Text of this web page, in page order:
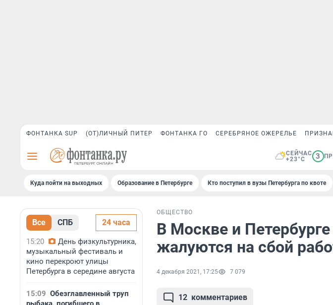
ФОНТАНКА SUP (ОТ)ЛИЧНЫЙ ПИТЕР ФОНТАНКА ГО СЕРЕБРЯНОЕ ОЖЕРЕЛЬЕ
СЕЙЧАС
+23°C
3
Куда пойти на выходных Образование в Петербурге Кто поступил в вузы Петербурга по квоте
Все СПБ 24 часа
15:20
День физкультурника,
музыкальный фестиваль и
кино перекроют улицы
Петербурга в середине августа
15:09 Обезглавленный труп
ОБЩЕСТВО
В Москве и
жалуются на сбой
4 декабря 2021, 17:25 7 079
12 комментариев